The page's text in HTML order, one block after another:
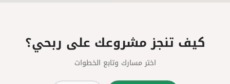
كيف تنجز مشروعك على ربحي؟
اختر مسارك وتابع الخطوات